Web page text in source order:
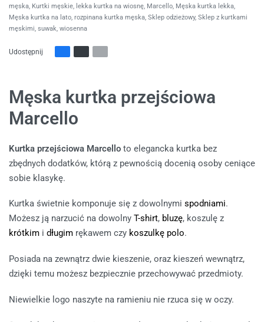
męska, Kurtki męskie, lekka kurtka na wiosnę, Marcello, Męska kurtka lekka,
Męska kurtka na lato, rozpinana kurtka męska, Sklep odzieżowy, Sklep z kurtkami
męskimi, suwak, wiosenna
Udostępnij
Męska kurtka przejściowa
Marcello
Kurtka przejściowa Marcello to elegancka kurtka bez
zbędnych dodatków, którą z pewnością docenią osoby ceniące
sobie klasykę.
Kurtka świetnie komponuje się z dowolnymi spodniami.
Możesz ją narzucić na dowolny T-shirt, bluzę, koszulę z
krótkim i długim rękawem czy koszulkę polo.
Posiada na zewnątrz dwie kieszenie, oraz kieszeń wewnątrz,
dzięki temu możesz bezpiecznie przechowywać przedmioty.
Niewielkie logo naszyte na ramieniu nie rzuca się w oczy.